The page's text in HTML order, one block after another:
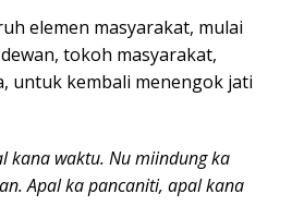
elemen masyarakat, mulai
tokoh masyarakat,
untuk kembali menengok jati
kana waktu. Nu miindung ka
Apal ka pancaniti, apal kana